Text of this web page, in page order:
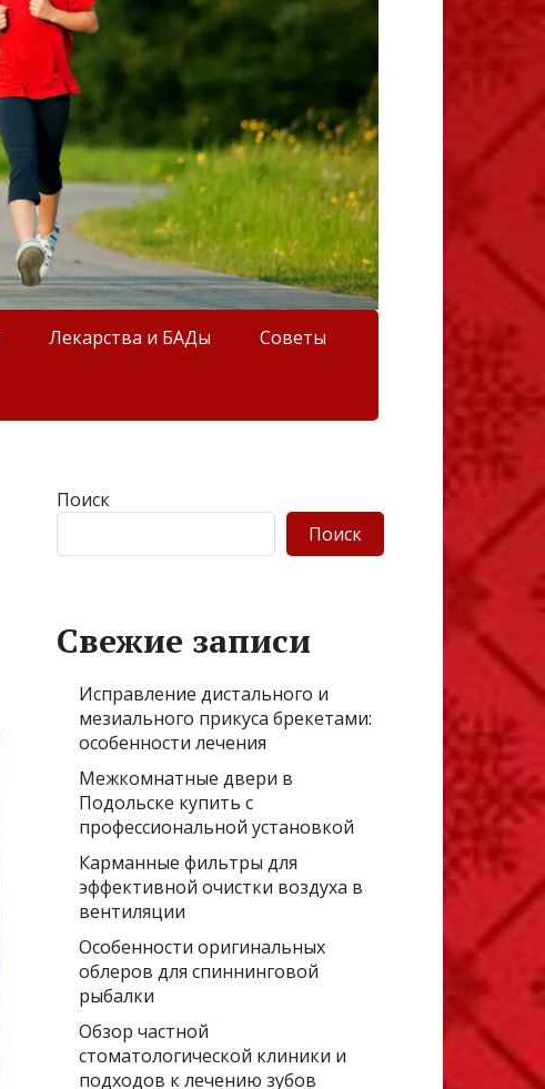
Лекарства и БАДы Советы
Поиск
Поиск
Свежие записи
Исправление дистального и
мезиального прикуса брекетами:
особенности лечения
Межкомнатные двери в
Подольске купить с
профессиональной установкой
Карманные фильтры для
эффективной очистки воздуха в
вентиляции
Особенности оригинальных
облеров для спиннинговой
рыбалки
Обзор частной
стоматологической клиники и
подходов к лечению зубов